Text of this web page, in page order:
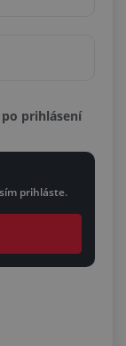
prihlásení
prihláste.